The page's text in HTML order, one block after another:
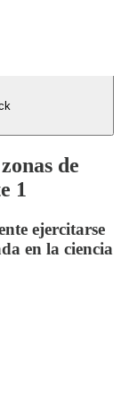
de
1
ejercitarse
en la ciencia